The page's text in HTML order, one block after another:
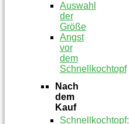
Auswahl
der
Größe
Angst
vor
dem
Schnellkochtopf
Nach
dem
Kauf
Schnellkochtopf: